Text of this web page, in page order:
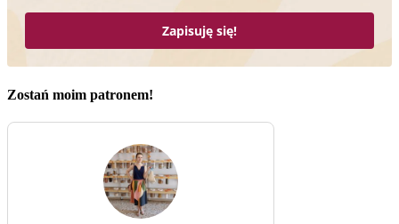
Zapisuję się!
Zostań moim patronem!